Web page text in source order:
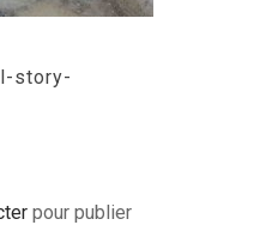
story-
pour publier